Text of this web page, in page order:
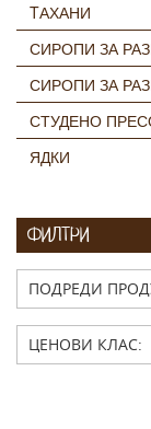
TАХАНИ
СИРОПИ ЗА
СИРОПИ ЗА
СТУДЕНО
ЯДКИ
ФИЛТРИ
ПОДРЕДИ
ЦЕНОВИ КЛАС: